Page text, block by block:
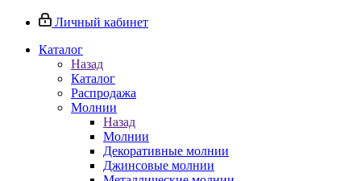
Личный кабинет
Каталог
Назад
Каталог
Распродажа
Молнии
Назад
Молнии
Декоративные молнии
Джинсовые молнии